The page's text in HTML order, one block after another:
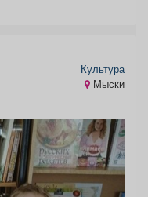
Культура
Мыски